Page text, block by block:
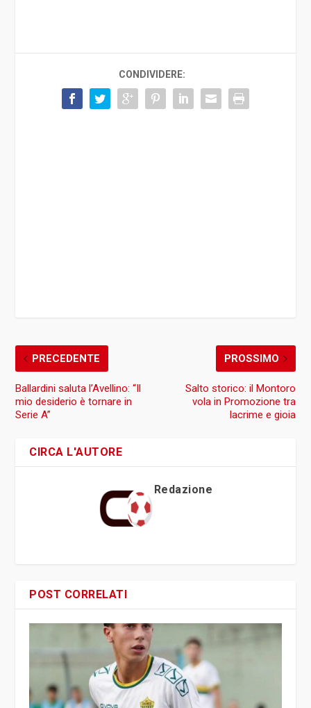
CONDIVIDERE:
PRECEDENTE
Ballardini saluta l’Avellino: “Il
mio desiderio è tornare in
Serie A”
PROSSIMO
Salto storico: il Montoro
vola in Promozione tra
lacrime e gioia
CIRCA L'AUTORE
Redazione
POST CORRELATI